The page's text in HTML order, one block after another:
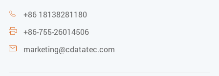
 +86 18138281180
 +86-755-26014506
 marketing@cdatatec.com